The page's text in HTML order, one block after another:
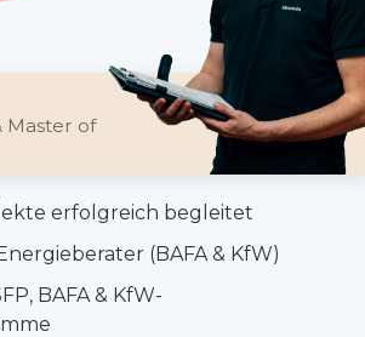
Master of
erfolgreich begleitet
(BAFA & KfW)
BAFA & KfW-